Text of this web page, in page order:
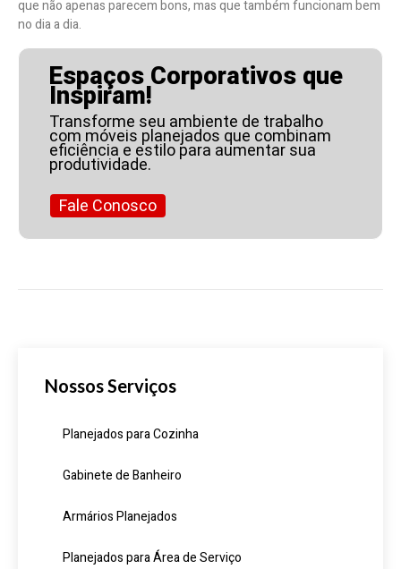
que não apenas parecem bons, mas que também funcionam bem
no dia a dia.
Espaços Corporativos que
Inspiram!
Transforme seu ambiente de trabalho
com móveis planejados que combinam
eficiência e estilo para aumentar sua
produtividade.
Fale Conosco
Nossos Serviços
Planejados para Cozinha
Gabinete de Banheiro
Armários Planejados
Planejados para Área de Serviço